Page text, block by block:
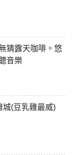
猜露天咖啡。悠
音樂
城(豆乳雞最威)